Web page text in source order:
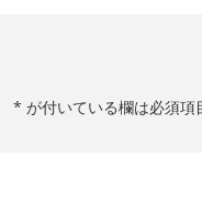
* が付いている欄は必須項